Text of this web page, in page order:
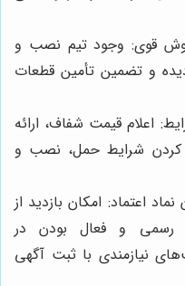
قوی: وجود تیم نصب و
و تضمین تأمین قطعات
اعلام قیمت شفاف، ارائه
شرایط حمل، نصب و
اعتماد: امکان بازدید از
رسمی و فعال بودن در
نیازمندی با ثبت آگهی